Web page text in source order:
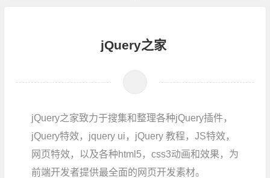
jQuery之家
jQuery之家致力于搜集和整理各种jQuery插件，
jQuery特效，jquery ui，jQuery 教程，JS特效，
网页特效，以及各种html5，css3动画和效果，为
前端开发者提供最全面的网页开发素材。